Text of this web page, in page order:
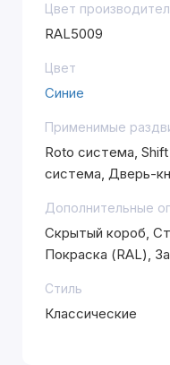
Цвет
RAL5009
Цвет
Синие
Применимые
Roto система,
система, Дверь-
Дополнительные
Скрытый короб,
Покраска (RAL),
Стиль
Классические